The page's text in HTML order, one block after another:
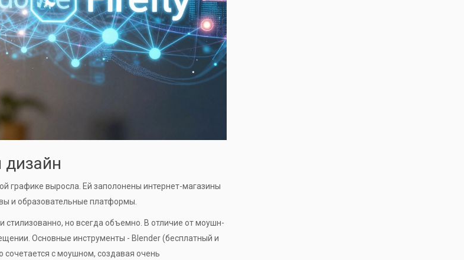
графике выросла. Ей заполонены интернет-магазины
и образовательные платформы.
но всегда объемно. В отличие от моушн-
Основные инструменты - Blender (бесплатный и
с моушном, создавая очень